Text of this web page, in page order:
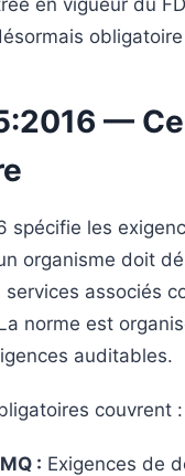
en vigueur du
—
spécifie les
organisme doit
associés
norme est
auditables.
couvrent :
: Exigences de